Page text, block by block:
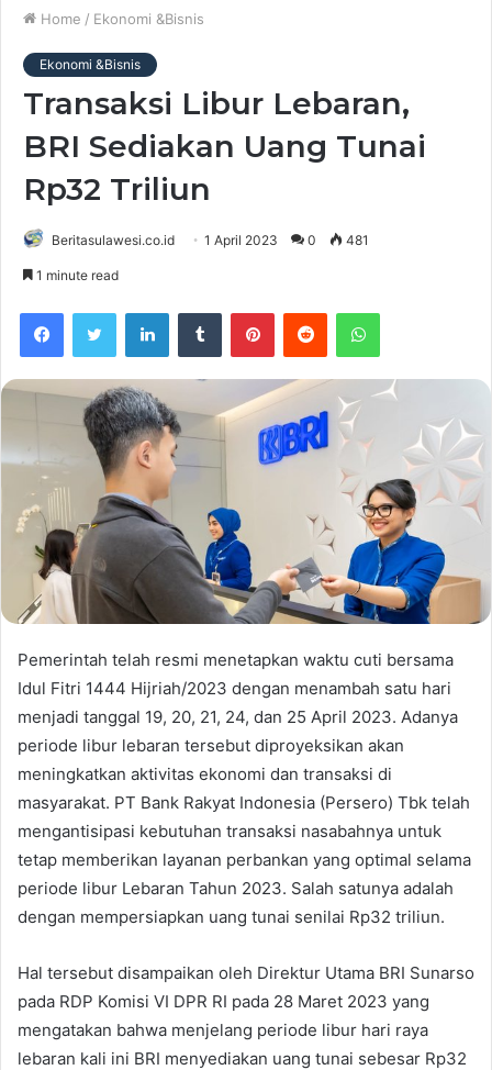
Home / Ekonomi &Bisnis
Ekonomi &Bisnis
Transaksi Libur Lebaran,
BRI Sediakan Uang Tunai
Rp32 Triliun
Beritasulawesi.co.id 1 April 2023 0 481
1 minute read
Pemerintah telah resmi menetapkan waktu cuti bersama
Idul Fitri 1444 Hijriah/2023 dengan menambah satu hari
menjadi tanggal 19, 20, 21, 24, dan 25 April 2023. Adanya
periode libur lebaran tersebut diproyeksikan akan
meningkatkan aktivitas ekonomi dan transaksi di
masyarakat. PT Bank Rakyat Indonesia (Persero) Tbk telah
mengantisipasi kebutuhan transaksi nasabahnya untuk
tetap memberikan layanan perbankan yang optimal selama
periode libur Lebaran Tahun 2023. Salah satunya adalah
dengan mempersiapkan uang tunai senilai Rp32 triliun.
Hal tersebut disampaikan oleh Direktur Utama BRI Sunarso
pada RDP Komisi VI DPR RI pada 28 Maret 2023 yang
mengatakan bahwa menjelang periode libur hari raya
lebaran kali ini BRI menyediakan uang tunai sebesar Rp32